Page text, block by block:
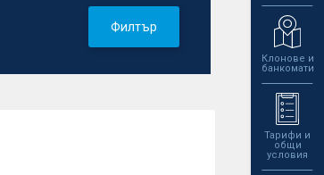
Клонове и
банкомати
Тарифи и
общи
условия
Филтър